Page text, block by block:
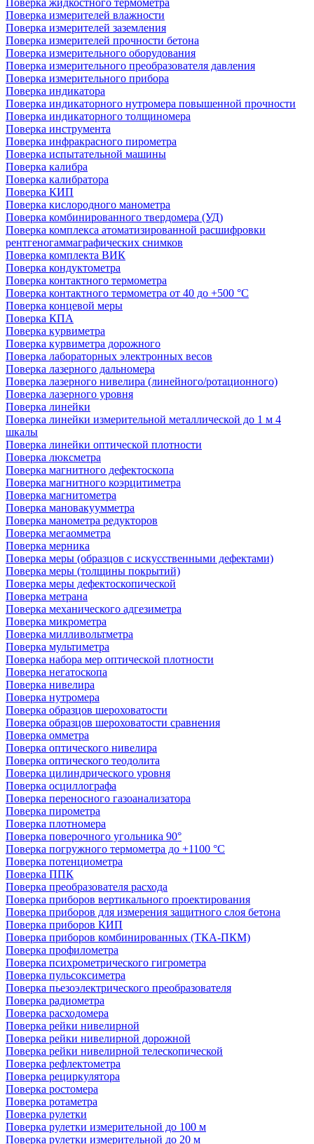
Поверка жидкостного термометра
Поверка измерителей влажности
Поверка измерителей заземления
Поверка измерителей прочности бетона
Поверка измерительного оборудования
Поверка измерительного преобразователя давления
Поверка измерительного прибора
Поверка индикатора
Поверка индикаторного нутромера повышенной прочности
Поверка индикаторного толщиномера
Поверка инструмента
Поверка инфракрасного пирометра
Поверка испытательной машины
Поверка калибра
Поверка калибратора
Поверка КИП
Поверка кислородного манометра
Поверка комбинированного твердомера (УД)
Поверка комплекса атоматизированной расшифровки
рентгеногаммаграфических снимков
Поверка комплекта ВИК
Поверка кондуктометра
Поверка контактного термометра
Поверка контактного термометра от 40 до +500 °С
Поверка концевой меры
Поверка КПА
Поверка курвиметра
Поверка курвиметра дорожного
Поверка лабораторных электронных весов
Поверка лазерного дальномера
Поверка лазерного нивелира (линейного/ротационного)
Поверка лазерного уровня
Поверка линейки
Поверка линейки измерительной металлической до 1 м 4
шкалы
Поверка линейки оптической плотности
Поверка люксметра
Поверка магнитного дефектоскопа
Поверка магнитного коэрцитиметра
Поверка магнитометра
Поверка мановакуумметра
Поверка манометра редукторов
Поверка мегаомметра
Поверка мерника
Поверка меры (образцов с искусственными дефектами)
Поверка меры (толщины покрытий)
Поверка меры дефектоскопической
Поверка метрана
Поверка механического адгезиметра
Поверка микрометра
Поверка милливольтметра
Поверка мультиметра
Поверка набора мер оптической плотности
Поверка негатоскопа
Поверка нивелира
Поверка нутромера
Поверка образцов шероховатости
Поверка образцов шероховатости сравнения
Поверка омметра
Поверка оптического нивелира
Поверка оптического теодолита
Поверка цилиндрического уровня
Поверка осциллографа
Поверка переносного газоанализатора
Поверка пирометра
Поверка плотномера
Поверка поверочного угольника 90°
Поверка погружного термометра до +1100 °С
Поверка потенциометра
Поверка ППК
Поверка преобразователя расхода
Поверка приборов вертикального проектирования
Поверка приборов для измерения защитного слоя бетона
Поверка приборов КИП
Поверка приборов комбинированных (ТКА-ПКМ)
Поверка профилометра
Поверка психрометрического гигрометра
Поверка пульсоксиметра
Поверка пьезоэлектрического преобразователя
Поверка радиометра
Поверка расходомера
Поверка рейки нивелирной
Поверка рейки нивелирной дорожной
Поверка рейки нивелирной телескопической
Поверка рефлектометра
Поверка рециркулятора
Поверка ростомера
Поверка ротаметра
Поверка рулетки
Поверка рулетки измерительной до 100 м
Поверка рулетки измерительной до 20 м